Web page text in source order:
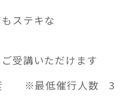
ステキな
受講いただけます
度 ※最低催行人数 3